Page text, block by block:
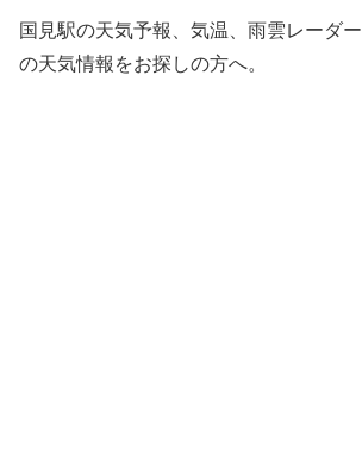
国見駅の天気予報、気温、雨雲レーダ
の天気情報をお探しの方へ。